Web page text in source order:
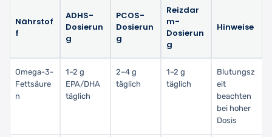
Nährstof
f
ADHS-
Dosierun
g
PCOS-
Dosierun
g
Reizdar
m-
Dosierun
g
Hinweise
Omega-3-
Fettsäure
n
1–2 g
EPA/DHA
täglich
2–4 g
täglich
1–2 g
täglich
Blutungsz
eit
beachten
bei hoher
Dosis